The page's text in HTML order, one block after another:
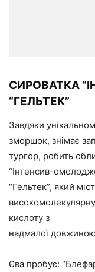
СИРОВАТКА
“ГЕЛЬТЕК”
Завдяки
зморшок, знімає
тургор, робить
“Інтенсив-
“Гельтек”, який
кислоту з
надмалої
Єва пробує: